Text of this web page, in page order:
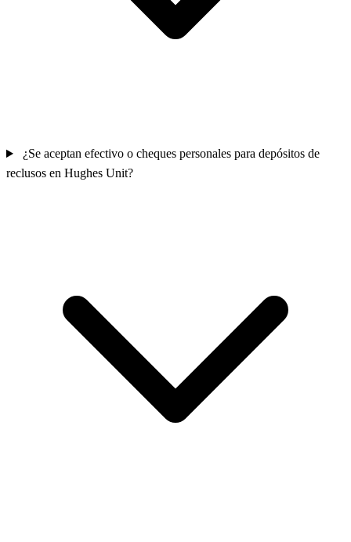
¿Se aceptan efectivo o cheques personales para depósitos de
reclusos en Hughes Unit?